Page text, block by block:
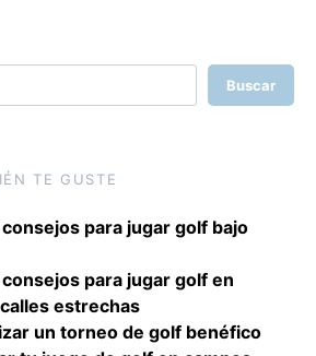
Buscar
TE GUSTE
para jugar golf bajo
para jugar golf en
estrechas
un torneo de golf benéfico